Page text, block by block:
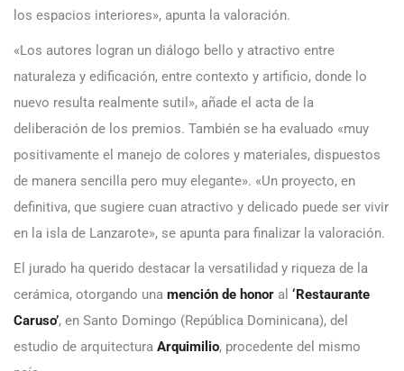
los espacios interiores», apunta la valoración.
«Los autores logran un diálogo bello y atractivo entre
naturaleza y edificación, entre contexto y artificio, donde lo
nuevo resulta realmente sutil», añade el acta de la
deliberación de los premios. También se ha evaluado «muy
positivamente el manejo de colores y materiales, dispuestos
de manera sencilla pero muy elegante». «Un proyecto, en
definitiva, que sugiere cuan atractivo y delicado puede ser vivir
en la isla de Lanzarote», se apunta para finalizar la valoración.
El jurado ha querido destacar la versatilidad y riqueza de la
cerámica, otorgando una mención de honor al ‘Restaurante
Caruso’, en Santo Domingo (República Dominicana), del
estudio de arquitectura Arquimilio, procedente del mismo